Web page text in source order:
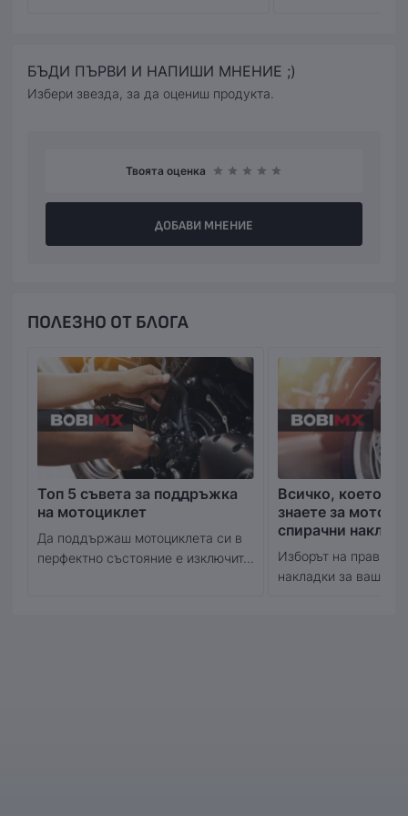
БЪДИ ПЪРВИ И НАПИШИ МНЕНИЕ ;)
Избери звезда, за да оцениш продукта.
Твоята оценка
ДОБАВИ МНЕНИЕ
ПОЛЕЗНО ОТ БЛОГА
Топ 5 съвета за поддръжка
на мотоциклет
Да поддържаш мотоциклета си в
перфектно състояние е изключит...
Всичко, което
знаете за
спирачни
Изборът на
накладки за вашия